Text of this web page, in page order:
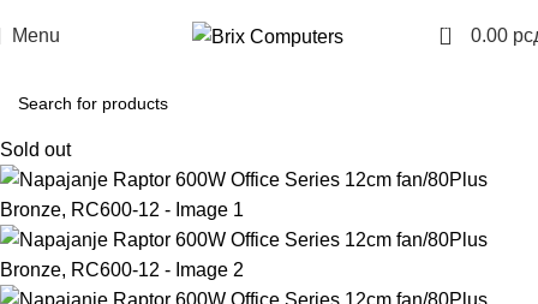
Menu 0 0.00
Sold out